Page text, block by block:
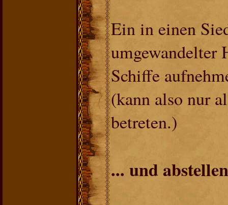
Ein in einen
umgewandelter
Schiffe
(kann also nur
betreten.)
... und abstellen